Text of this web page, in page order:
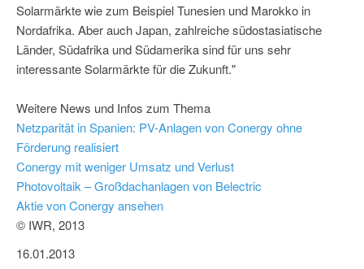
Solarmärkte wie zum Beispiel Tunesien und Marokko in
Nordafrika. Aber auch Japan, zahlreiche südostasiatische
Länder, Südafrika und Südamerika sind für uns sehr
interessante Solarmärkte für die Zukunft."
Weitere News und Infos zum Thema
Netzparität in Spanien: PV-Anlagen von Conergy ohne
Förderung realisiert
Conergy mit weniger Umsatz und Verlust
Photovoltaik – Großdachanlagen von Belectric
Aktie von Conergy ansehen
© IWR, 2013
16.01.2013